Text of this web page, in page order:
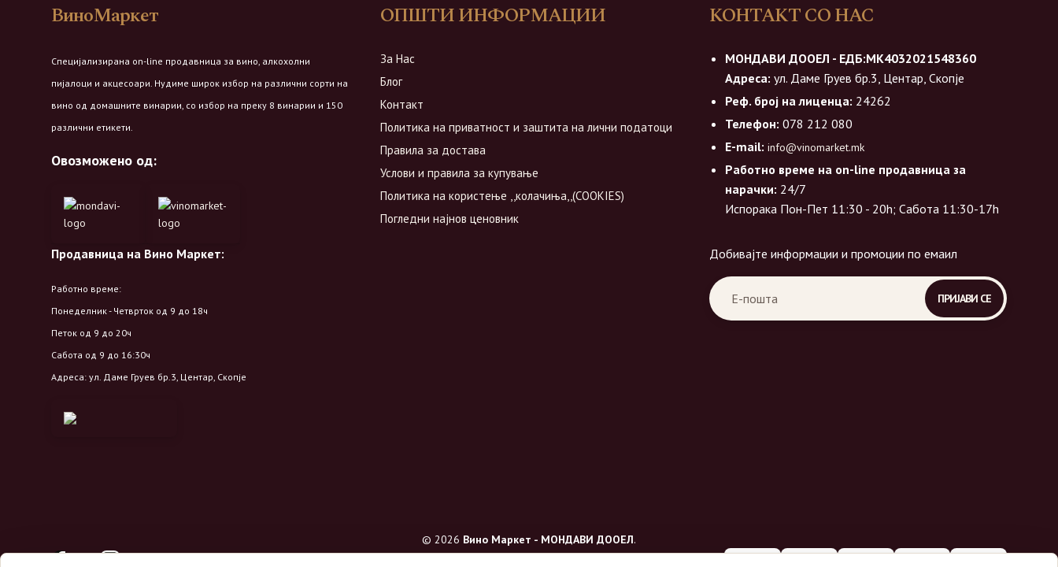
ВиноМаркет
Специјализирана on-line продавница за вино, алкохолни
пијалоци и акцесоари. Нудиме широк избор на различни сорти на
вино од домашните винарии, со избор на преку 8 винарии и 150
различни етикети.
Овозможено од:
Продавница на Вино Маркет:
Работно време:
Понеделник - Четврток од 9 до 18ч
Петок од 9 до 20ч
Сабота од 9 до 16:30ч
Адреса: ул. Даме Груев бр.3, Центар, Скопје
ОПШТИ ИНФОРМАЦИИ
За Нас
Блог
Контакт
Политика на приватност и заштита на лични податоци
Правила за достава
Услови и правила за купување
Политика на користење ,,колачиња,,(COOKIES)
Погледни најнов ценовник
КОНТАКТ СО НАС
МОНДАВИ ДООЕЛ - ЕДБ:МК4032021548360
Адреса: ул. Даме Груев бр.3, Центар, Скопје
Реф. број на лиценца: 24262
Телефон: 078 212 080
E-mail: info@vinomarket.mk
Работно време на on-line продавница за
нарачки: 24/7
Испорака Пон-Пет 11:30 - 20h; Сабота 11:30-17h
Добивајте информации и промоции по емаил
© 2026 Вино Маркет - МОНДАВИ ДООЕЛ.
Сите права се задржани.